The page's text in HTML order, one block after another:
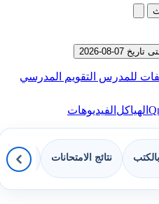
08-2026
للمدرس التقويم المدرسي
الهياكلالفيديوهات
نتائج الامتحانات